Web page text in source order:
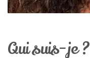
Qui suis-je ?